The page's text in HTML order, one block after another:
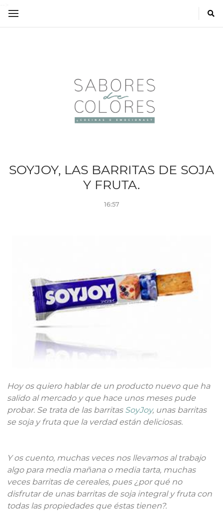
SOYJOY, LAS BARRITAS DE SOJA
Y FRUTA.
16:57
Hoy os quiero hablar de un producto nuevo que ha
salido al mercado y que hace unos meses pude
probar. Se trata de las barritas SoyJoy, unas barritas
se soja y fruta que la verdad están deliciosas.
Y os cuento, muchas veces nos llevamos al trabajo
algo para media mañana o media tarta, muchas
veces barritas de cereales, pues ¿por qué no
disfrutar de unas barritas de soja integral y fruta con
todas las propiedades que éstas tienen?.